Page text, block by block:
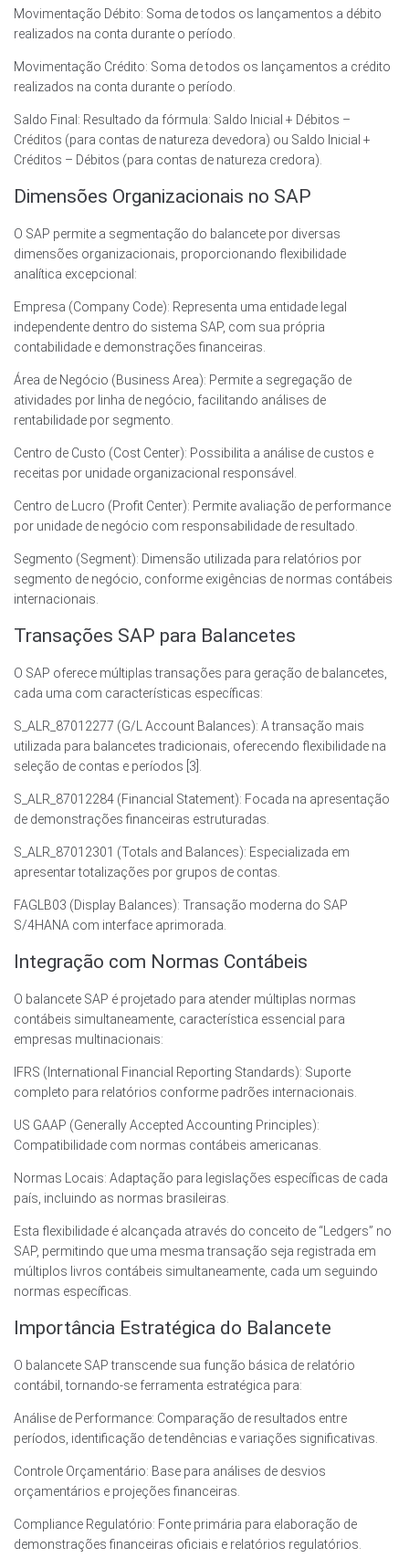
Movimentação Débito: Soma de todos os lançamentos a débito
realizados na conta durante o período.
Movimentação Crédito: Soma de todos os lançamentos a crédito
realizados na conta durante o período.
Saldo Final: Resultado da fórmula: Saldo Inicial + Débitos –
Créditos (para contas de natureza devedora) ou Saldo Inicial +
Créditos – Débitos (para contas de natureza credora).
Dimensões Organizacionais no SAP
O SAP permite a segmentação do balancete por diversas
dimensões organizacionais, proporcionando flexibilidade
analítica excepcional:
Empresa (Company Code): Representa uma entidade legal
independente dentro do sistema SAP, com sua própria
contabilidade e demonstrações financeiras.
Área de Negócio (Business Area): Permite a segregação de
atividades por linha de negócio, facilitando análises de
rentabilidade por segmento.
Centro de Custo (Cost Center): Possibilita a análise de custos e
receitas por unidade organizacional responsável.
Centro de Lucro (Profit Center): Permite avaliação de performance
por unidade de negócio com responsabilidade de resultado.
Segmento (Segment): Dimensão utilizada para relatórios por
segmento de negócio, conforme exigências de normas contábeis
internacionais.
Transações SAP para Balancetes
O SAP oferece múltiplas transações para geração de balancetes,
cada uma com características específicas:
S_ALR_87012277 (G/L Account Balances): A transação mais
utilizada para balancetes tradicionais, oferecendo flexibilidade na
seleção de contas e períodos [3].
S_ALR_87012284 (Financial Statement): Focada na apresentação
de demonstrações financeiras estruturadas.
S_ALR_87012301 (Totals and Balances): Especializada em
apresentar totalizações por grupos de contas.
FAGLB03 (Display Balances): Transação moderna do SAP
S/4HANA com interface aprimorada.
Integração com Normas Contábeis
O balancete SAP é projetado para atender múltiplas normas
contábeis simultaneamente, característica essencial para
empresas multinacionais:
IFRS (International Financial Reporting Standards): Suporte
completo para relatórios conforme padrões internacionais.
US GAAP (Generally Accepted Accounting Principles):
Compatibilidade com normas contábeis americanas.
Normas Locais: Adaptação para legislações específicas de cada
país, incluindo as normas brasileiras.
Esta flexibilidade é alcançada através do conceito de “Ledgers” no
SAP, permitindo que uma mesma transação seja registrada em
múltiplos livros contábeis simultaneamente, cada um seguindo
normas específicas.
Importância Estratégica do Balancete
O balancete SAP transcende sua função básica de relatório
contábil, tornando-se ferramenta estratégica para:
Análise de Performance: Comparação de resultados entre
períodos, identificação de tendências e variações significativas.
Controle Orçamentário: Base para análises de desvios
orçamentários e projeções financeiras.
Compliance Regulatório: Fonte primária para elaboração de
demonstrações financeiras oficiais e relatórios regulatórios.